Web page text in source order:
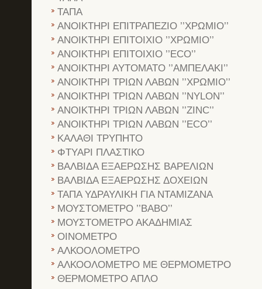
ΤΑΠΑ
ΑΝΟΙΚΤΗΡΙ ΕΠΙΤΡΑΠΕΖΙΟ ’’ΧΡΩΜΙΟ’’
ΑΝΟΙΚΤΗΡΙ ΕΠΙΤΟΙΧΙΟ ’’ΧΡΩΜΙΟ’’
ΑΝΟΙΚΤΗΡΙ ΕΠΙΤΟΙΧΙΟ ’’ECO’’
ΑΝΟΙΚΤΗΡΙ ΑΥΤΟΜΑΤΟ ’’ΑΜΠΕΛΑΚΙ’’
ΑΝΟΙΚΤΗΡΙ ΤΡΙΩΝ ΛΑΒΩΝ ’’ΧΡΩΜΙΟ’’
ΑΝΟΙΚΤΗΡΙ ΤΡΙΩΝ ΛΑΒΩΝ ’’NYLON’’
ΑΝΟΙΚΤΗΡΙ ΤΡΙΩΝ ΛΑΒΩΝ ’’ZINC’’
ΑΝΟΙΚΤΗΡΙ ΤΡΙΩΝ ΛΑΒΩΝ ’’ECO’’
ΚΑΛΑΘΙ ΤΡΥΠΗΤΟ
ΦΤΥΑΡΙ ΠΛΑΣΤΙΚΟ
ΒΑΛΒΙΔΑ ΕΞΑΕΡΩΣΗΣ ΒΑΡΕΛΙΩΝ
ΒΑΛΒΙΔΑ ΕΞΑΕΡΩΣΗΣ ΔΟΧΕΙΩΝ
ΤΑΠΑ ΥΔΡΑΥΛΙΚΗ ΓΙΑ ΝΤΑΜΙΖΑΝΑ
ΜΟΥΣΤΟΜΕΤΡΟ ’’ΒΑΒΟ’’
ΜΟΥΣΤΟΜΕΤΡΟ ΑΚΑΔΗΜΙΑΣ
ΟΙΝΟΜΕΤΡΟ
ΑΛΚΟΟΛΟΜΕΤΡΟ
ΑΛΚΟΟΛΟΜΕΤΡΟ ΜΕ ΘΕΡΜΟΜΕΤΡΟ
ΘΕΡΜΟΜΕΤΡΟ ΑΠΛΟ